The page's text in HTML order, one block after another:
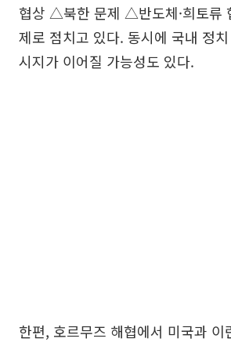
협상 △북한 문제 △반도체·희토류
제로 점치고 있다. 동시에 국내 정
시지가 이어질 가능성도 있다.
한편, 호르무즈 해협에서 미국과 이